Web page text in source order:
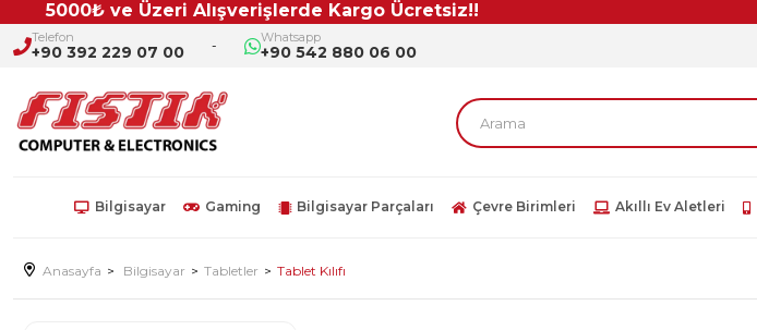
ve Üzeri Alışverişlerde Kargo Ücretsiz!!
Telefon
+90 392 229 07 00
Whatsapp
+90 542 880 06 00
Bilgisayar Gaming Bilgisayar Parçaları Çevre Birimleri Akıllı Ev Aletleri
Anasayfa Bilgisayar Tabletler Tablet Kılıfı